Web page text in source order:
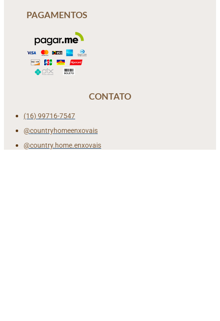
PAGAMENTOS
CONTATO
(16) 99716-7547
@countryhomeenxovais
@country.home.enxovais